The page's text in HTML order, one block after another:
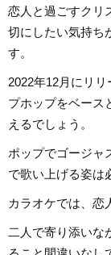
恋人と過ごすクリ
切にしたい気持ち
す。
2022年12月にリ
プホップをベース
えるでしょう。
ポップでゴージャ
で歌い上げる姿は
カラオケでは、恋
二人で寄り添いな